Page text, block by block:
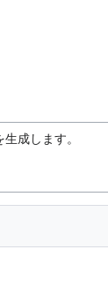
成します。